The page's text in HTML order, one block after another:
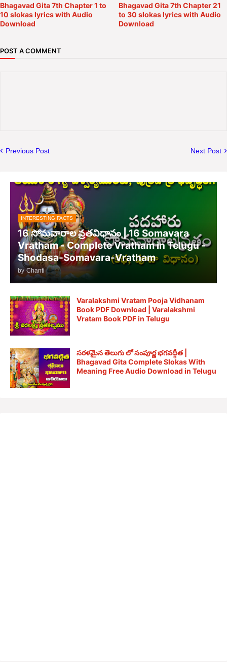
Bhagavad Gita 7th Chapter 1 to
10 slokas lyrics with Audio
Download
Bhagavad Gita 7th Chapter 21
to 30 slokas lyrics with Audio
Download
POST A COMMENT
Previous Post Next Post
INTERESTING FACTS
16 సోమవారాల వ్రతవిధానం | 16 Somavara
Vratham - Complete Vratham in Telugu -
Shodasa-Somavara-Vratham
by Chanti
Varalakshmi Vratam Pooja Vidhanam
Book PDF Download | Varalakshmi
Vratam Book PDF in Telugu
సరళమైన తెలుగు లో సంపూర్ణ భగవద్గీత |
Bhagavad Gita Complete Slokas With
Meaning Free Audio Download in Telugu